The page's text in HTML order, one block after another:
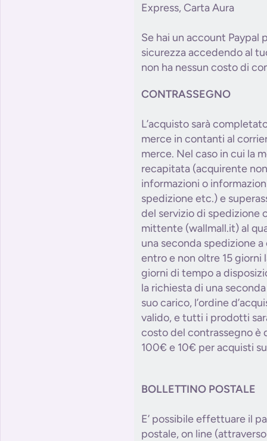
Express, Carta Aura
Se hai un account Paypal
sicurezza accedendo al
non ha nessun costo di
CONTRASSEGNO
L’acquisto sarà
merce in contanti al
merce. Nel caso in cui la
recapitata (acquirente
informazioni o
spedizione etc.) e
del servizio di spedizione
mittente (wallmall.it) al
una seconda spedizione
entro e non oltre 15 giorni
giorni di tempo a
la richiesta di una
suo carico, l’ordine
valido, e tutti i prodotti
costo del contrassegno è
100€ e 10€ per acquisti
BOLLETTINO POSTALE
E’ possibile effettuare il
postale, on line